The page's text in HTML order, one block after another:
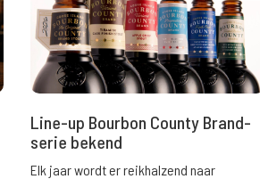
Line-up Bourbon County Brand-
serie bekend
Elk jaar wordt er reikhalzend naar